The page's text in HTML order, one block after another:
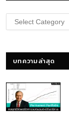
หมวด
หมู่
บทความล่าสุด